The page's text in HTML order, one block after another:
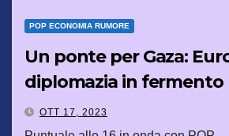
POP ECONOMIA RUMORE
Un ponte per Gaza:
diplomazia in fermento
OTT 17, 2023